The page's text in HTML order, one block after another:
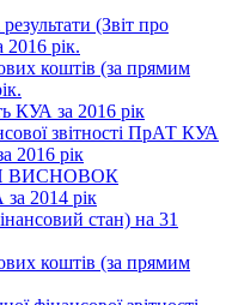
(Звіт про
2016 рік.
коштів (за прямим
КУА за 2016 рік
звітності ПрАТ КУА
2016 рік
ВИСНОВОК
за 2014 рік
стан) на 31
коштів (за прямим